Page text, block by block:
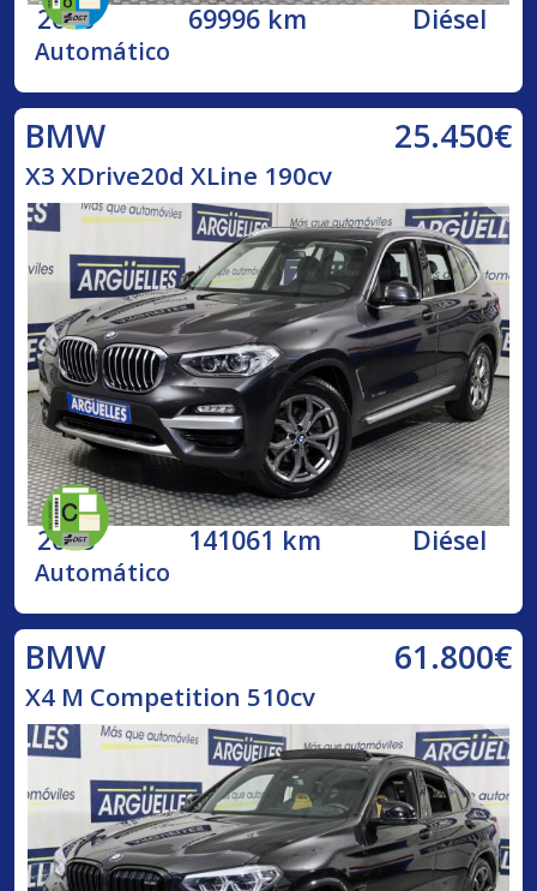
2020 69996 km Diésel
Automático
BMW 25.450€
X3 XDrive20d XLine 190cv
2018 141061 km Diésel
Automático
BMW 61.800€
X4 M Competition 510cv